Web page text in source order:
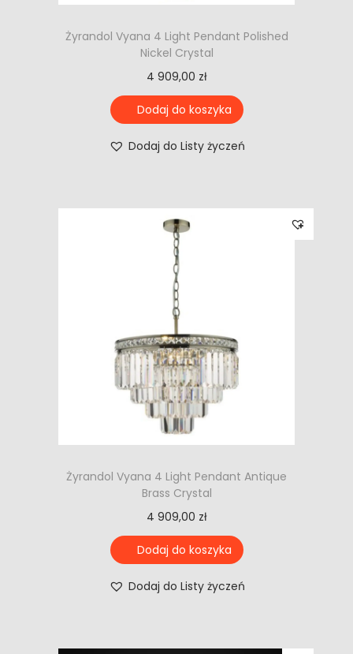
Żyrandol Vyana 4 Light Pendant Polished
Nickel Crystal
4 909,00 zł
Dodaj do koszyka
Dodaj do Listy życzeń
Żyrandol Vyana 4 Light Pendant Antique
Brass Crystal
4 909,00 zł
Dodaj do koszyka
Dodaj do Listy życzeń